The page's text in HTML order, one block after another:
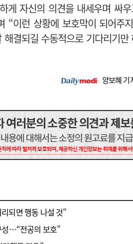
게 자신의 의견을 내세우며 싸
“이런 상황에 보호막이 되어주
결되길 수동적으로 기다리기
양보혜 기
되면 행동 나설 것”
성…“전공의 보호”